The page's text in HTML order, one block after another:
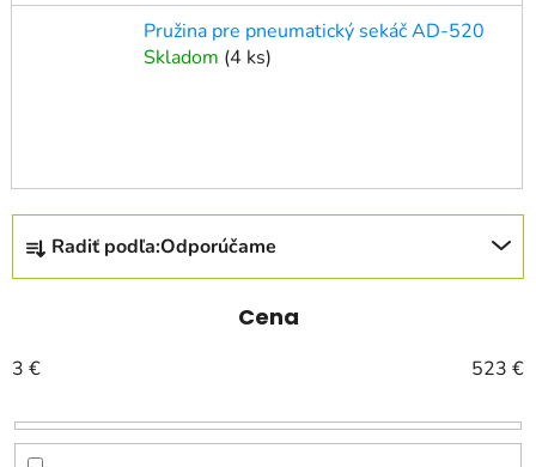
Pružina pre pneumatický sekáč AD-520
Skladom (4 ks)
R
a
d
n
i
e
p
Radiť podľa:Odporúčame
Cena
3 € 523 €